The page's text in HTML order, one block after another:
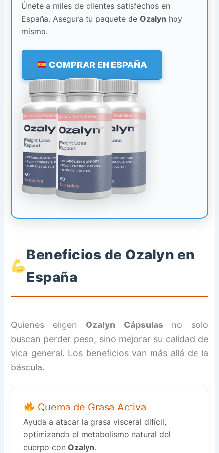
Únete a miles de clientes satisfechos en
España. Asegura tu paquete deOzalyn hoy
mismo.
COMPRAR EN ESPAÑA
Beneficios de Ozalyn en
España
Quienes eligen Ozalyn Cápsulasno solo
buscan perder peso, sino mejorar su calidad de
vida general. Los beneficios van más allá de la
báscula.
Quema de Grasa Activa
Ayuda a atacar la grasa visceral difícil,
optimizando el metabolismo natural del
cuerpo conOzalyn.